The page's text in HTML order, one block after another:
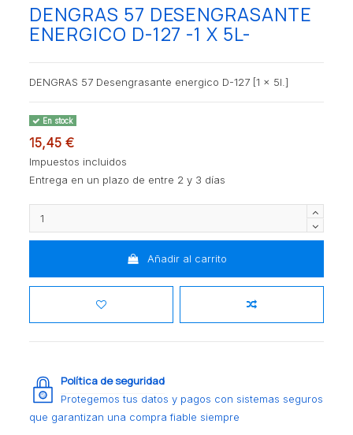
DENGRAS 57 DESENGRASANTE
ENERGICO D-127 -1 X 5L-
DENGRAS 57 Desengrasante energico D-127 [1 x 5l.]
En stock
15,45 €
Impuestos incluidos
Entrega en un plazo de entre 2 y 3 días
Añadir al carrito
Política de seguridad
Protegemos tus datos y pagos con sistemas seguros
que garantizan una compra fiable siempre